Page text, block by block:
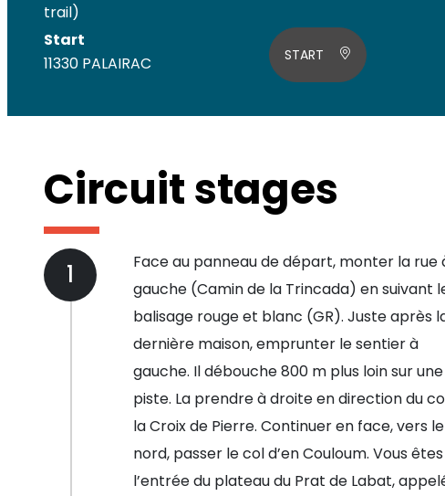
trail)
Start
11330 PALAIRAC
START
Circuit stages
1
Face au panneau de départ, monter la rue
gauche (Camin de la Trincada) en suivant
balisage rouge et blanc (GR). Juste après
dernière maison, emprunter le sentier à
gauche. Il débouche 800 m plus loin sur une
piste. La prendre à droite en direction du
la Croix de Pierre. Continuer en face, vers le
nord, passer le col d’en Couloum. Vous
l’entrée du plateau du Prat de Labat,